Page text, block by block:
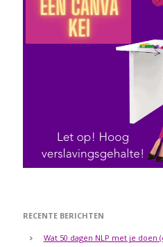
RECENTE BERICHTEN
Wat 50 dagen NLP met je